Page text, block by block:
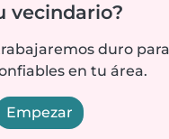
vecindario?
duro
en tu área.
Empezar